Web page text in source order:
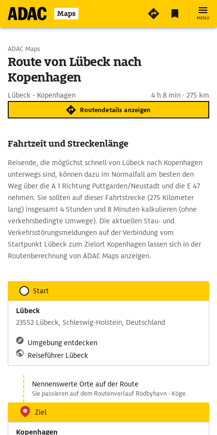
Maps MENÜ
Start wählen
Ziel eingeben
ADAC Maps
Route von Lübeck nach
Kopenhagen
Lübeck - Kopenhagen 4 h 8 min · 275 km
Routendetails anzeigen
Fahrtzeit und Streckenlänge
Reisende, die möglichst schnell von Lübeck nach Kopenhagen
unterwegs sind, können dazu im Normalfall am besten den
Weg über die A 1 Richtung Puttgarden/Neustadt und die E 47
nehmen. Sie sollten auf dieser Fahrtstrecke (275 Kilometer
lang) insgesamt 4 Stunden und 8 Minuten kalkulieren (ohne
verkehrsbedingte Umwege). Die aktuellen Stau- und
Verkehrsstörungsmeldungen auf der Verbindung vom
Startpunkt Lübeck zum Zielort Kopenhagen lassen sich in der
Routenberechnung von ADAC Maps anzeigen.
Start
Lübeck
23552 Lübeck, Schleswig-Holstein, Deutschland
Umgebung entdecken
Reiseführer Lübeck
Nennenswerte Orte auf der Route
Sie passieren auf dem Routenverlauf Rödbyhavn - Köge.
Ziel
Kopenhagen